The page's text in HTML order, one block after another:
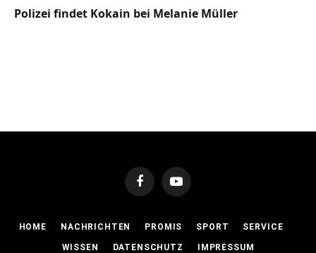
Polizei findet Kokain bei Melanie Müller
FacebookYouTube
HOME NACHRICHTEN PROMIS SPORT SERVICE
WISSEN DATENSCHUTZ IMPRESSUM